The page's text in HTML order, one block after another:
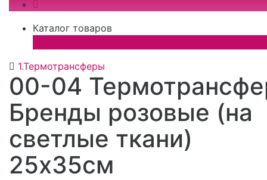
Каталог товаров
1.Термотрансферы
00-04
Бренды розовые (на
светлые ткани)
25х35см